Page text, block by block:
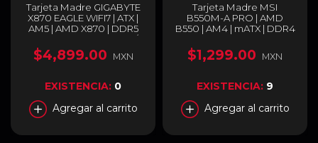
Tarjeta Madre GIGABYTE
X870 EAGLE WIFI7 | ATX |
AM5 | AMD X870 | DDR5
(Hasta 256 GB) | USB-C /
HDMI | Wi-Fi 7 | Bluetooth
5.4 | Negro | X870 EAGLE
$4,899.00 MXN
EXISTENCIA: 0
Agregar al carrito
Tarjeta Madre MSI
B550M-A PRO | AMD
B550 | AM4 | mATX | DDR4
$1,299.00 MXN
EXISTENCIA: 9
Agregar al carrito